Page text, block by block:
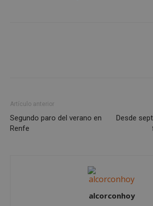
Artículo anterior
Segundo paro del verano en
Renfe
Desde
alcorconhoy
Cookies de preferencias
funcionalidad principal del sitio web,
inicio de sesión de usuario y la gestión
las cookies estrictamente necesarias.